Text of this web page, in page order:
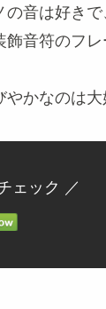
音は好きで
音符のフ
かなのは大
ェック ／